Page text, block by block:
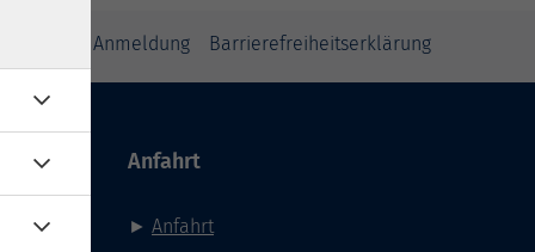
zur Anmeldung Barrierefreiheitserklärung
Anfahrt
► Anfahrt